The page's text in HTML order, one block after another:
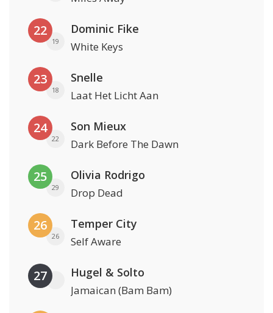
22
19
Dominic Fike
White Keys
23
18
Snelle
Laat Het Licht Aan
24
22
Son Mieux
Dark Before The Dawn
25
29
Olivia Rodrigo
Drop Dead
26
26
Temper City
Self Aware
27 Hugel & Solto
Jamaican (Bam Bam)